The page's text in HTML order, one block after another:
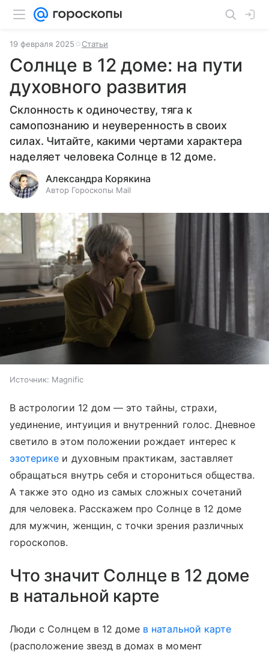
19 февраля 2025 Статьи
Солнце в 12 доме: на пути
духовного развития
Склонность к одиночеству, тяга к
самопознанию и неуверенность в своих
силах. Читайте, какими чертами характера
наделяет человека Солнце в 12 доме.
Александра Корякина
Автор Гороскопы Mail
Источник: Magnific
В астрологии 12 дом — это тайны, страхи,
уединение, интуиция и внутренний голос. Дневное
светило в этом положении рождает интерес к
эзотерике и духовным практикам, заставляет
обращаться внутрь себя и сторониться общества.
А также это одно из самых сложных сочетаний
для человека. Расскажем про Солнце в 12 доме
для мужчин, женщин, с точки зрения различных
гороскопов.
Что значит Солнце в 12 доме
в натальной карте
Люди с Солнцем в 12 доме в натальной карте
(расположение звезд в домах в момент